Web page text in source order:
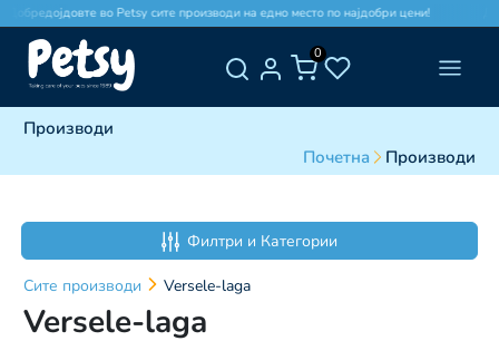
во Petsy сите производи на едно место по најдобри цени!
0
Производи
Почетна
Производи
Филтри и Категории
Сите производи Versele-laga
Versele-laga